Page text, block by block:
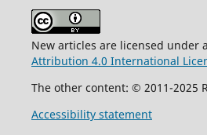
New articles are licensed under a
Attribution 4.0 International
The other content: © 2011-2025
Accessibility statement